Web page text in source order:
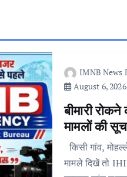
IMNB News
August 6, 2026
बीमारी
मामलों की
किसी गांव,
मामले दिखें तो